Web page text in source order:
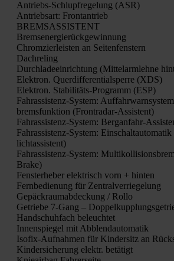
Antriebs-Schlupf­re­ge­lung (ASR)
Antriebs­art: Front­an­trieb
BREMSASSISTENT
Brems­ener­gie­rück­ge­win­nung
Chrom­zier­leis­ten an Sei­ten­fens­tern
Dach­re­ling
Durch­la­de­ein­rich­tung (Mit­tel­arm­leh­ne
Elek­tron. Quer­dif­fe­ren­ti­al­sper­re (XDS)
Elek­tron. Sta­bi­li­täts-Pro­gramm (ESP)
Fahr­as­sis­tenz-Sys­tem:
brems­funk­ti­on (Front­ra­dar-Assis­tent)
Fahr­as­sis­tenz-Sys­tem: Berg­an­fahr-
Fahr­as­sis­tenz-Sys­tem:
licht­as­sis­tent)
Fahr­as­sis­tenz-Sys­tem:
Bra­ke)
Fens­ter­he­ber elek­trisch vorn + hin­ten
Fern­be­die­nung für Zen­tral­ver­rie­ge­lung
Gepäck­raum­ab­de­ckung / Rol­lo
Getrie­be 7‑Gang –
Hand­schuh­fach beleuch­tet
Innen­spie­gel mit Abblend­au­to­ma­tik
Iso­fix-Auf­nah­men für Kin­der­sitz an
Kin­der­si­che­rung elektr. betä­tigt